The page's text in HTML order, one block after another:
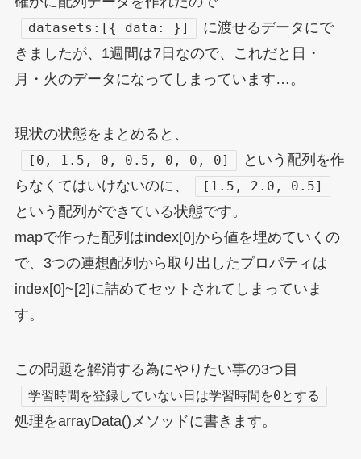
datasets:[{ data: }]
に渡せるデータにで
きましたが、1週間は7日なので、これだと日・
月・火のデータになってしまっています…。
現状の状態をまとめると、
[0, 1.5, 0, 0.5, 0, 0, 0]
という配列を作
らなくてはいけないのに、
[1.5, 2.0, 0.5]
という配列ができている状態です。
mapで作った配列はindex[0]から値を埋めていくの
で、3つの連想配列から取り出したプロパティは
index[0]~[2]に詰めてセットされてしまっていま
す。
この問題を解消する為にやりたい事の3つ目
学習時間を登録していない日は学習時間を0とする
処理をarrayData()メソッドに書きます。